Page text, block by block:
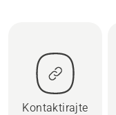
Kontaktirajte